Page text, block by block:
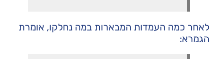
לאחר כמה העמדות המבארות במה נחלקו, אומרת
הגמרא: